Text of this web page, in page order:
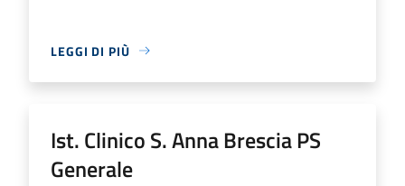
LEGGI DI PIÙ
Ist. Clinico S. Anna Brescia PS
Generale